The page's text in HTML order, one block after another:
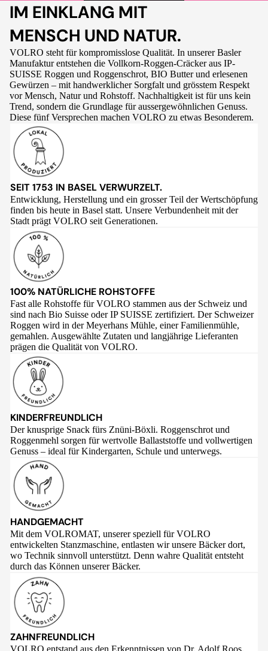
IM EINKLANG MIT
MENSCH UND NATUR.
VOLRO steht für kompromisslose Qualität. In unserer Basler
Manufaktur entstehen die Vollkorn-Roggen-Cräcker aus IP-
SUISSE Roggen und Roggenschrot, BIO Butter und erlesenen
Gewürzen – mit handwerklicher Sorgfalt und grösstem Respekt
vor Mensch, Natur und Rohstoff. Nachhaltigkeit ist für uns kein
Trend, sondern die Grundlage für aussergewöhnlichen Genuss.
Diese fünf Versprechen machen VOLRO zu etwas Besonderem.
SEIT 1753 IN BASEL VERWURZELT.
Entwicklung, Herstellung und ein grosser Teil der Wertschöpfung
finden bis heute in Basel statt. Unsere Verbundenheit mit der
Stadt prägt VOLRO seit Generationen.
100% NATÜRLICHE ROHSTOFFE
Fast alle Rohstoffe für VOLRO stammen aus der Schweiz und
sind nach Bio Suisse oder IP SUISSE zertifiziert. Der Schweizer
Roggen wird in der Meyerhans Mühle, einer Familienmühle,
gemahlen. Ausgewählte Zutaten und langjährige Lieferanten
prägen die Qualität von VOLRO.
KINDERFREUNDLICH
Der knusprige Snack fürs Znüni-Böxli. Roggenschrot und
Roggenmehl sorgen für wertvolle Ballaststoffe und vollwertigen
Genuss – ideal für Kindergarten, Schule und unterwegs.
HANDGEMACHT
Mit dem VOLROMAT, unserer speziell für VOLRO
entwickelten Stanzmaschine, entlasten wir unsere Bäcker dort,
wo Technik sinnvoll unterstützt. Denn wahre Qualität entsteht
durch das Können unserer Bäcker.
ZAHNFREUNDLICH
VOLRO entstand aus den Erkenntnissen von Dr. Adolf Roos,